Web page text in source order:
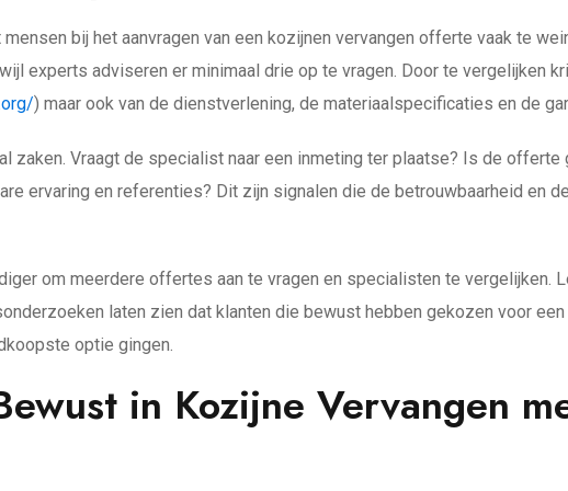
bij het aanvragen van een kozijnen vervangen offerte vaak te
experts adviseren er minimaal drie op te vragen. Door te vergelijken
) maar ook van de dienstverlening, de materiaalspecificaties en de
zaken. Vraagt de specialist naar een inmeting ter plaatse? Is de
ervaring en referenties? Dit zijn signalen die de betrouwbaarheid en
om meerdere offertes aan te vragen en specialisten te vergelijken.
laten zien dat klanten die bewust hebben gekozen voor
optie gingen.
in Kozijne Vervangen